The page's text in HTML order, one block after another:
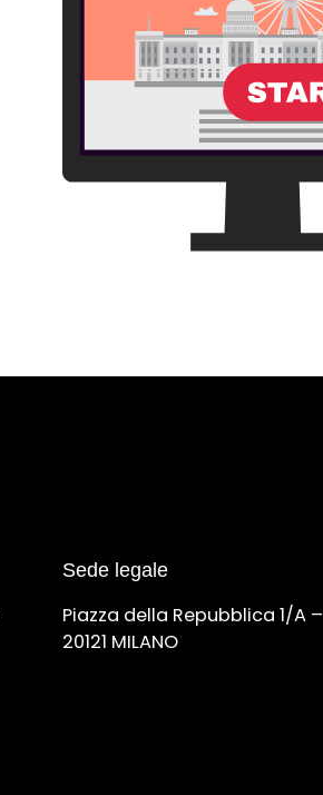
Sede legale
Piazza della Repubblica 1/A –
20121 MILANO